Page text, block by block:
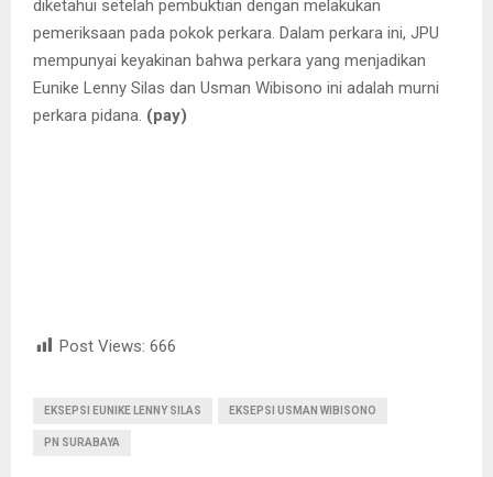
diketahui setelah pembuktian dengan melakukan
pemeriksaan pada pokok perkara. Dalam perkara ini, JPU
mempunyai keyakinan bahwa perkara yang menjadikan
Eunike Lenny Silas dan Usman Wibisono ini adalah murni
perkara pidana. (pay)
Post Views: 666
EKSEPSI EUNIKE LENNY SILAS EKSEPSI USMAN WIBISONO
PN SURABAYA